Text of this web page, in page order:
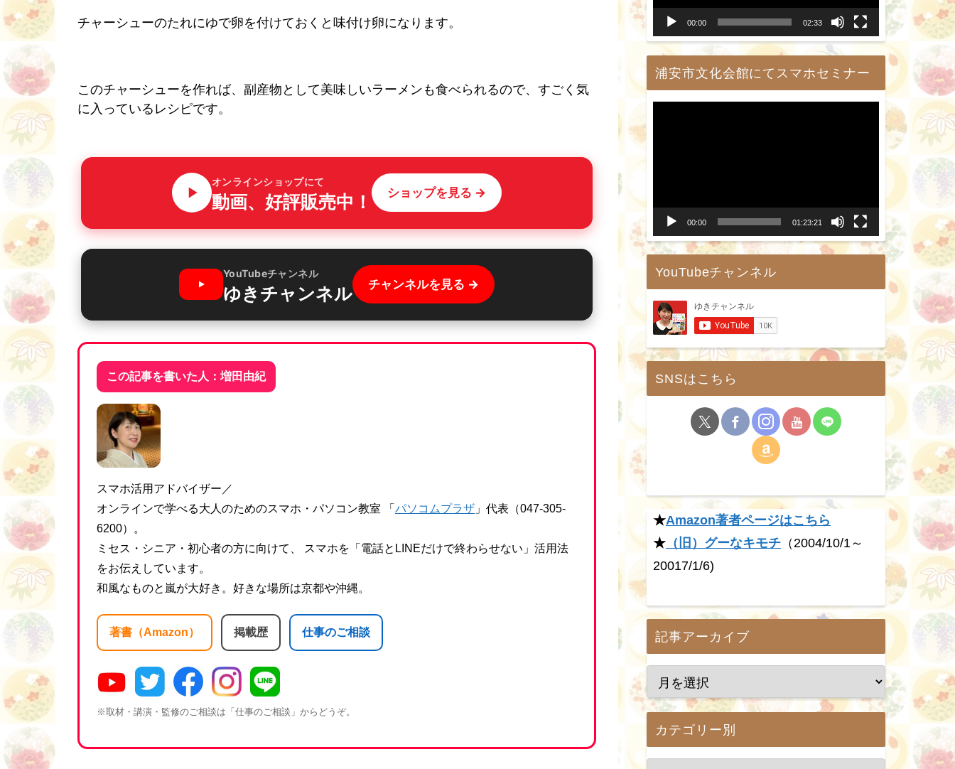
チャーシューのたれにゆで卵を付けておくと味付け卵になります。
このチャーシューを作れば、副産物として美味しいラーメンも食べられるので、すごく気
に入っているレシピです。
オンラインショップにて
動画、好評販売中！ ショップを見る →
YouTubeチャンネル
ゆきチャンネル チャンネルを見る →
この記事を書いた人：増田由紀
スマホ活用アドバイザー／
オンラインで学べる大人のためのスマホ・パソコン教室 「 パソコムプラザ 」代表（047-305-
6200）。
ミセス・シニア・初心者の方に向けて、 スマホを「電話とLINEだけで終わらせない」活用法
をお伝えしています。
和風なものと嵐が大好き。好きな場所は京都や沖縄。
著書（Amazon） 掲載歴 仕事のご相談
※取材・講演・監修のご相談は「仕事のご相談」からどうぞ。
00:00 02:33
浦安市文化会館にてスマホセミナー
ー
00:00 01:23:21
YouTubeチャンネル
SNSはこちら
★Amazon著者ページはこちら
★ （旧）グーなキモチ （2004/10/1～
20017/1/6)
記事アーカイブ
カテゴリー別